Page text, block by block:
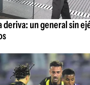
deriva: un general sin